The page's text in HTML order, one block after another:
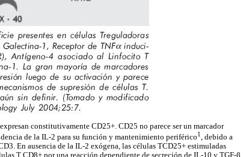
constitutivamente CD25+. CD25 no parece ser un marcador
de la IL-2 para su función y mantenimiento periférico1 , debido a
En ausencia de la IL-2 exógena, las células TCD25+ estimuladas